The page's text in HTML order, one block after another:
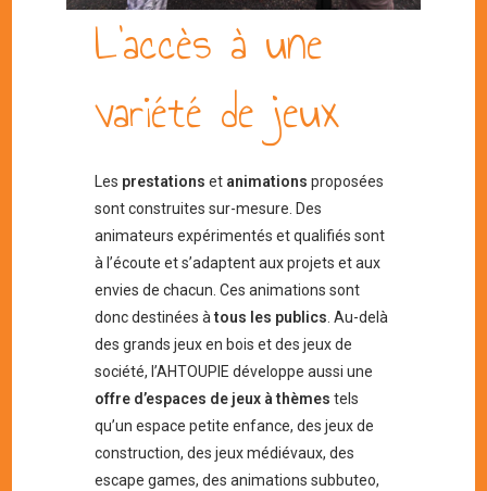
L’accès à une
variété de jeux
Les prestations et animations proposées
sont construites sur-mesure. Des
animateurs expérimentés et qualifiés sont
à l’écoute et s’adaptent aux projets et aux
envies de chacun. Ces animations sont
donc destinées àtous les publics . Au-delà
des grands jeux en bois et des jeux de
société, l’AHTOUPIE développe aussi une
offre d’espaces de jeux à thèmes tels
qu’un espace petite enfance, des jeux de
construction, des jeux médiévaux, des
escape games, des animations subbuteo,